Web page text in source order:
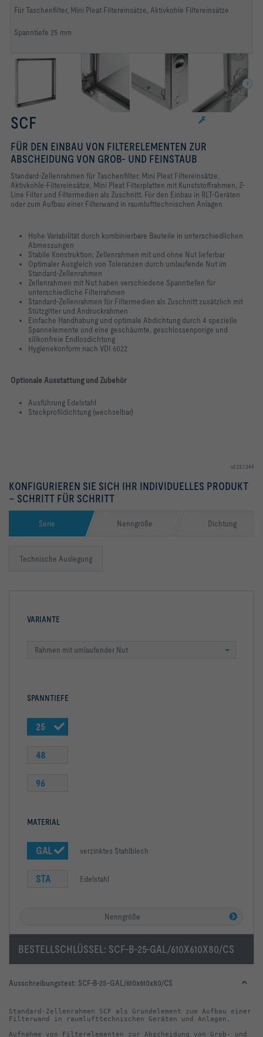
Für Taschenfilter, Mini Pleat Filtereinsätze, Aktivkohle Filtereinsätze
Spanntiefe 25 mm
SCF
FÜR DEN EINBAU VON FILTERELEMENTEN ZUR
ABSCHEIDUNG VON GROB- UND FEINSTAUB
Standard-Zellenrahmen für Taschenfilter, Mini Pleat Filtereinsätze,
Aktivkohle-Filtereinsätze, Mini Pleat Filterplatten mit Kunststoffrahmen, Z-
Line Filter und Filtermedien als Zuschnitt. Für den Einbau in RLT-Geräten
oder zum Aufbau einer Filterwand in raumlufttechnischen Anlagen
Hohe Variabilität durch kombinierbare Bauteile in unterschiedlichen
Abmessungen
Stabile Konstruktion, Zellenrahmen mit und ohne Nut lieferbar
Optimaler Ausgleich von Toleranzen durch umlaufende Nut im
Standard-Zellenrahmen
Zellenrahmen mit Nut haben verschiedene Spanntiefen für
unterschiedliche Filterrahmen
Standard-Zellenrahmen für Filtermedien als Zuschnitt zusätzlich mit
Stützgitter und Andruckrahmen
Einfache Handhabung und optimale Abdichtung durch 4 spezielle
Spannelemente und eine geschäumte, geschlossenporige und
silikonfreie Endlosdichtung
Hygienekonform nach VDI 6022
Optionale Ausstattung und Zubehör
Ausführung Edelstahl
Steckprofildichtung (wechselbar)
v2.23.1.344
KONFIGURIEREN SIE SICH IHR INDIVIDUELLES PRODUKT
– SCHRITT FÜR SCHRITT
Serie Nenngröße Dichtung
Technische Auslegung
VARIANTE
Rahmen mit umlaufender Nut
SPANNTIEFE
25
48
96
MATERIAL
GAL verzinktes Stahlblech
STA Edelstahl
Nenngröße
BESTELLSCHLÜSSEL: SCF-B-25-GAL/610X610X80/CS
Ausschreibungstext: SCF-B-25-GAL/610x610x80/CS
Standard-Zellenrahmen SCF als Grundelement zum Aufbau einer
Aufnahme von Filterelementen zur Abscheidung von Grob- und